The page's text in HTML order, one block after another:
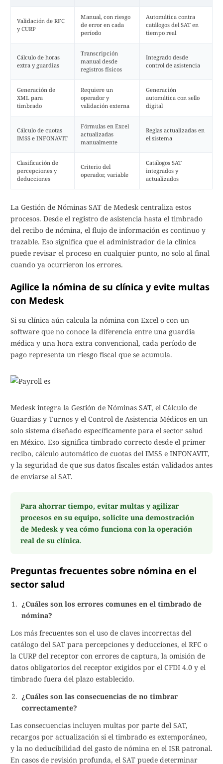
Validación de RFC
y CURP
Manual, con riesgo
de error en cada
período
Automática contra
catálogos del SAT en
tiempo real
Cálculo de horas
extra y guardias
Transcripción
manual desde
registros físicos
Integrado desde
control de asistencia
Generación de
XML para
timbrado
Requiere un
operador y
validación externa
Generación
automática con sello
digital
Cálculo de cuotas
IMSS e INFONAVIT
Fórmulas en Excel
actualizadas
manualmente
Reglas actualizadas en
el sistema
Clasificación de
percepciones y
deducciones
Criterio del
operador, variable
Catálogos SAT
integrados y
actualizados
La Gestión de Nóminas SAT de Medesk centraliza estos
procesos. Desde el registro de asistencia hasta el timbrado
del recibo de nómina, el flujo de información es continuo y
trazable. Eso significa que el administrador de la clínica
puede revisar el proceso en cualquier punto, no solo al final
cuando ya ocurrieron los errores.
Agilice la nómina de su clínica y evite multas
con Medesk
Si su clínica aún calcula la nómina con Excel o con un
software que no conoce la diferencia entre una guardia
médica y una hora extra convencional, cada período de
pago representa un riesgo fiscal que se acumula.
Medesk integra la Gestión de Nóminas SAT, el Cálculo de
Guardias y Turnos y el Control de Asistencia Médicos en un
solo sistema diseñado específicamente para el sector salud
en México. Eso significa timbrado correcto desde el primer
recibo, cálculo automático de cuotas del IMSS e INFONAVIT,
y la seguridad de que sus datos fiscales están validados antes
de enviarse al SAT.
Para ahorrar tiempo, evitar multas y agilizar
procesos en su equipo, solicite una demostración
de Medesk y vea cómo funciona con la operación
real de su clínica.
Preguntas frecuentes sobre nómina en el
sector salud
¿Cuáles son los errores comunes en el timbrado de
nómina?
Los más frecuentes son el uso de claves incorrectas del
catálogo del SAT para percepciones y deducciones, el RFC o
la CURP del receptor con errores de captura, la omisión de
datos obligatorios del receptor exigidos por el CFDI 4.0 y el
timbrado fuera del plazo establecido.
¿Cuáles son las consecuencias de no timbrar
correctamente?
Las consecuencias incluyen multas por parte del SAT,
recargos por actualización si el timbrado es extemporáneo,
y la no deducibilidad del gasto de nómina en el ISR patronal.
En casos de revisión profunda, el SAT puede determinar